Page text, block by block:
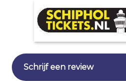
Schrijf een review